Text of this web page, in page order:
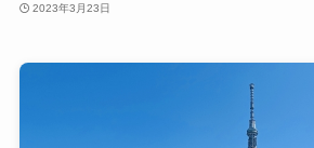
2023年3月23日